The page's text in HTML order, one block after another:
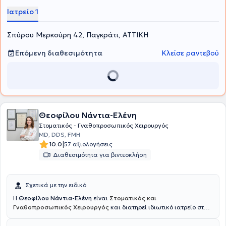
Ιατρείο 1
Σπύρου Μερκούρη 42, Παγκράτι, ΑΤΤΙΚΗ
Επόμενη διαθεσιμότητα
Κλείσε ραντεβού
Θεοφίλου Νάντια-Ελένη
Στοματικός - Γναθοπροσωπικός Χειρουργός
MD, DDS, FMH
10.0|57 αξιολογήσεις
Διαθεσιμότητα για βιντεοκλήση
Σχετικά με την ειδικό
Η Θεοφίλου Νάντια-Ελένη είναι Στοματικός και
Γναθοπροσωπικός Χειρουργός και διατηρεί ιδιωτικό ιατρείο στο